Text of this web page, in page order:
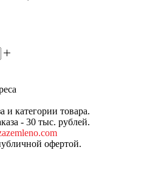
и категории товара.
- 30 тыс. рублей.
офертой.